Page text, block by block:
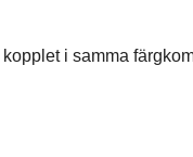
i samma